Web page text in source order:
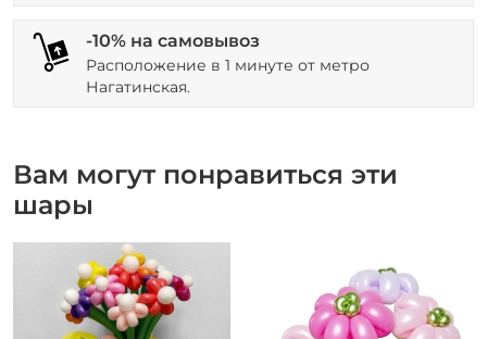
-10% на самовывоз
Расположение в 1 минуте от метро
Нагатинская.
Вам могут понравиться эти
шары